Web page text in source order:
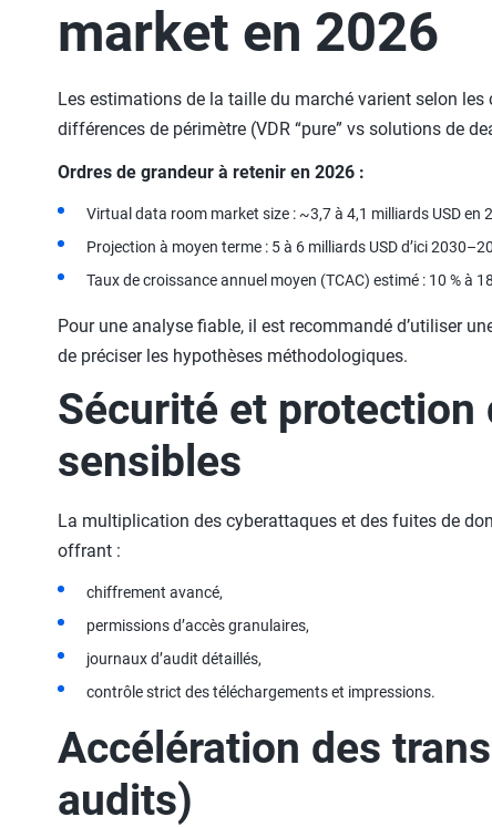
market en 2026
Les estimations de la taille du marché varient selon
différences de périmètre (VDR “pure” vs solutions de
Ordres de grandeur à retenir en 2026 :
Virtual data room market size : ~3,7 à 4,1 milliards USD en
Projection à moyen terme : 5 à 6 milliards USD d’ici
Taux de croissance annuel moyen (TCAC) estimé : 10 % à
Pour une analyse fiable, il est recommandé d’utiliser
de préciser les hypothèses méthodologiques.
Sécurité et protection
sensibles
La multiplication des cyberattaques et des fuites de
offrant :
chiffrement avancé,
permissions d’accès granulaires,
journaux d’audit détaillés,
contrôle strict des téléchargements et impressions.
Accélération des
audits)